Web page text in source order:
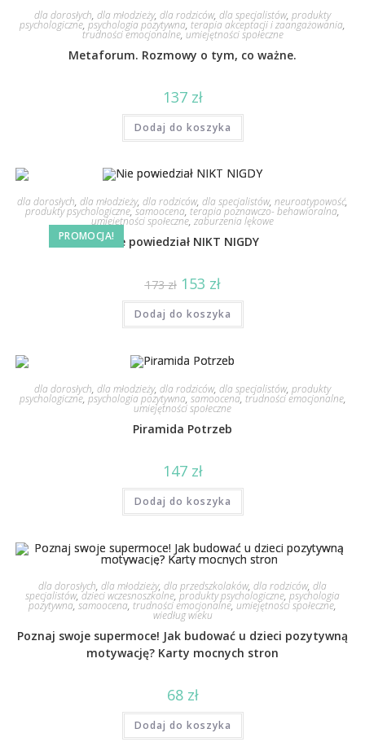
dla dorosłych, dla młodzieży, dla rodziców, dla specjalistów, produkty
psychologiczne, psychologia pozytywna, terapia akceptacji i zaangażowania,
trudności emocjonalne,umiejętności społeczne
Metaforum. Rozmowy o tym, co ważne.
137 zł
Dodaj do koszyka
PROMOCJA!
dla dorosłych, dla młodzieży, dla rodziców, dla specjalistów, neuroatypowość,
produkty psychologiczne,samoocena, terapia poznawczo- behawioralna,
umiejętności społeczne, zaburzenia lękowe
Nie powiedział NIKT NIGDY
173zł 153 zł
Dodaj do koszyka
dla dorosłych, dla młodzieży, dla rodziców, dla specjalistów, produkty
psychologiczne, psychologia pozytywna, samoocena, trudności emocjonalne,
umiejętności społeczne
Piramida Potrzeb
147 zł
Dodaj do koszyka
dla dorosłych, dla młodzieży, dla przedszkolaków, dla rodziców, dla
specjalistów, dzieci wczesnoszkolne, produkty psychologiczne, psychologia
pozytywna,samoocena, trudności emocjonalne, umiejętności społeczne,
wiedług wieku
Poznaj swoje supermoce! Jak budować u dzieci pozytywną
motywację? Karty mocnych stron
68 zł
Dodaj do koszyka